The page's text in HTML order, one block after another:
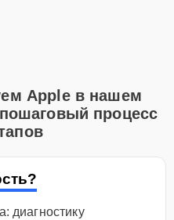
Apple в нашем
процесс
диагностику